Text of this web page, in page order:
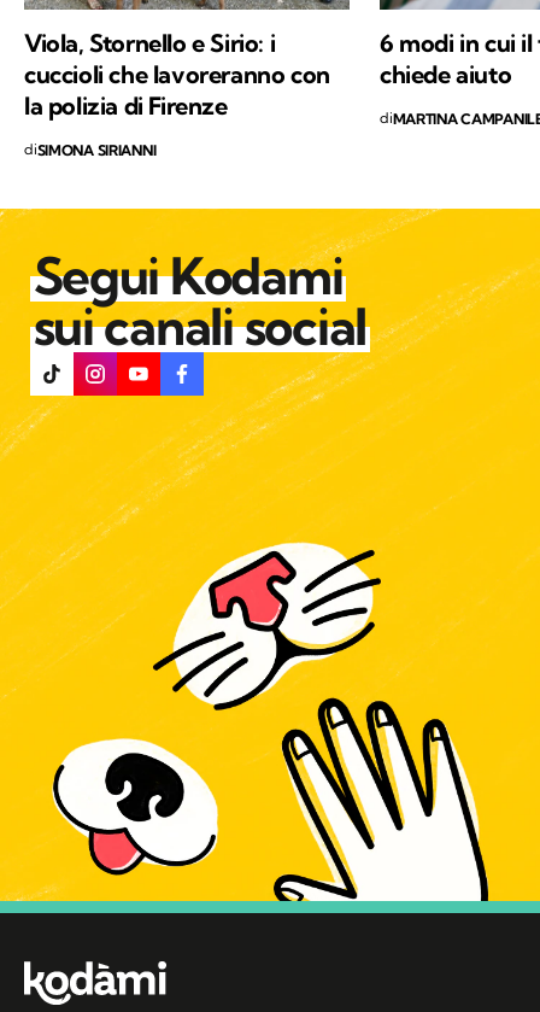
Viola, Stornello e Sirio: i
cuccioli che lavoreranno con
la polizia di Firenze
diSIMONA SIRIANNI
6 modi in cui
chiede aiuto
diMARTINA
Segui Kodami
sui canali social